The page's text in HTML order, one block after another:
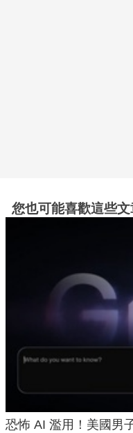
您也可能喜歡這些文
恐怖 AI 濫用！美國男